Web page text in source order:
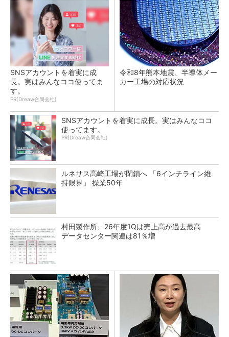
SNSアカウントを着実に成
長。実はみんなココ使ってま
す。
PR(Dreaw合同会社)
令和8年熊本地震、半導体メー
カー工場の対応状況
SNSアカウントを着実に成長。実はみんなココ
使ってます。
PR(Dreaw合同会社)
ルネサス高崎工場が閉鎖へ 「6インチライン維
持限界」 操業50年
村田製作所、26年度1Qは売上高が過去最高
データセンター関連は81％増